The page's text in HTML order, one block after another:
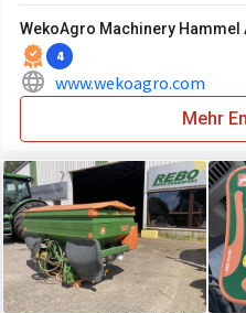
WekoAgro Machinery Hammel
4
www.wekoagro.com
Mehr